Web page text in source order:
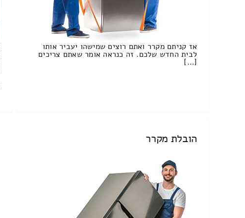
אז קניתם מקרר ואתם רוצים שמישהו יעביר אותו
לבית החדש שלכם. זה כנראה אומר שאתם צריכים
[…]
הובלת מקרר